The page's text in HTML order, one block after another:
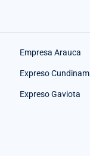
Empresa Arauca
Expreso
Expreso Gaviota